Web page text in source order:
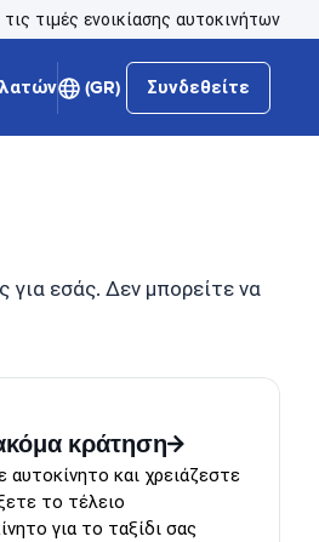
τις τιμές ενοικίασης αυτοκινήτων
(GR) Συνδεθείτε
εσάς. Δεν μπορείτε να
κράτηση
αυτοκίνητο και χρειάζεστε
το τέλειο
για το ταξίδι σας